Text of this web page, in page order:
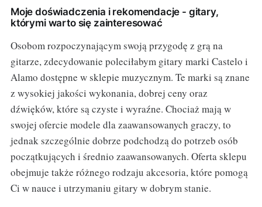
Moje doświadczenia i rekomendacje - gitary,
którymi warto się zainteresować
Osobom rozpoczynającym swoją przygodę z grą na
gitarze, zdecydowanie poleciłabym gitary marki Castelo i
Alamo dostępne w sklepie muzycznym. Te marki są znane
z wysokiej jakości wykonania, dobrej ceny oraz
dźwięków, które są czyste i wyraźne. Chociaż mają w
swojej ofercie modele dla zaawansowanych graczy, to
jednak szczególnie dobrze podchodzą do potrzeb osób
początkujących i średnio zaawansowanych. Oferta sklepu
obejmuje także różnego rodzaju akcesoria, które pomogą
Ci w nauce i utrzymaniu gitary w dobrym stanie.